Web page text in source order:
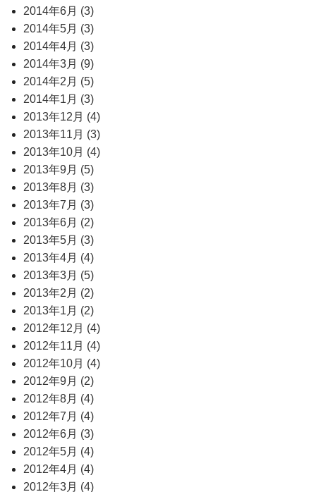
2014年6月 (3)
2014年5月 (3)
2014年4月 (3)
2014年3月 (9)
2014年2月 (5)
2014年1月 (3)
2013年12月 (4)
2013年11月 (3)
2013年10月 (4)
2013年9月 (5)
2013年8月 (3)
2013年7月 (3)
2013年6月 (2)
2013年5月 (3)
2013年4月 (4)
2013年3月 (5)
2013年2月 (2)
2013年1月 (2)
2012年12月 (4)
2012年11月 (4)
2012年10月 (4)
2012年9月 (2)
2012年8月 (4)
2012年7月 (4)
2012年6月 (3)
2012年5月 (4)
2012年4月 (4)
2012年3月 (4)